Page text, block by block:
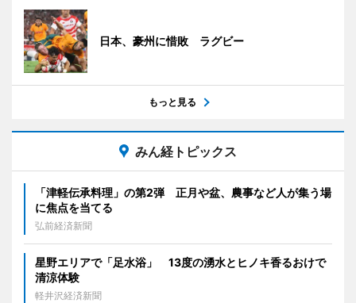
日本、豪州に惜敗 ラグビー
もっと見る
みん経トピックス
「津軽伝承料理」の第2弾 正月や盆、農事など人が集う場
に焦点を当てる
弘前経済新聞
星野エリアで「足水浴」 13度の湧水とヒノキ香るおけで
清涼体験
軽井沢経済新聞